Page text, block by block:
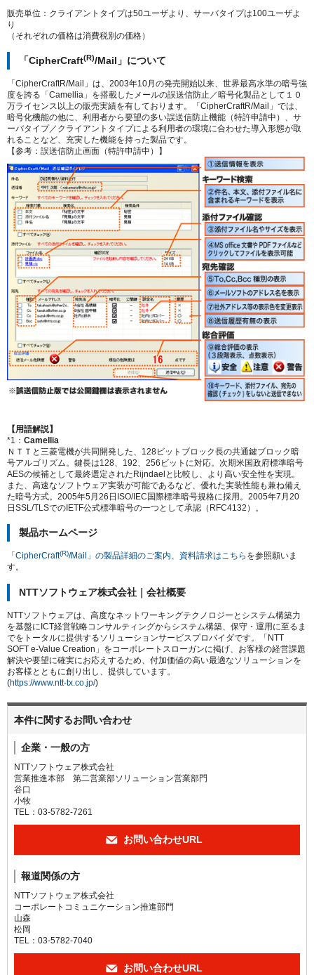
販売単位：クライアントタイプは50ユーザより、サーバタイプは100ユーザよ
り
（それぞれの価格は消費税別の価格）
「CipherCraft(R)/Mail」について
「CipherCraftR/Mail」は、2003年10月の発売開始以来、世界最高水準の暗号強
度を誇る「Camellia」を搭載したメールの誤送信防止／暗号化製品として１０
万ライセンス以上の販売実績を有しております。「CipherCraftR/Mail」では、
暗号化機能の他に、利用者から要望の多い誤送信防止機能（特許申請中）、サ
ーバタイプ／クライアントタイプによる利用者の環境に合わせた導入形態が取
れることなど、充実した機能を持った製品です。
【参考：誤送信防止画面（特許申請中）】
【用語解説】
*1： Camellia
ＮＴＴと三菱電機が共同開発した、128ビットブロック長の共通鍵ブロック暗
号アルゴリズム。鍵長は128、192、256ビットに対応。次期米国政府標準暗号
AESの候補として最終選定されたRijndaelと比較し、より高い安全性を実現。
また、高速なソフトウェア実装が可能であるなど、優れた実装性能も兼ね備え
た暗号方式。2005年5月26日ISO/IEC国際標準暗号規格に採用。2005年7月20
日SSL/TLSでのIETF公式標準暗号の一つとして承認（RFC4132）。
製品ホームページ
「CipherCraft(R)/Mail」の製品詳細のご案内、資料請求はこちら を参照願いま
す。
NTTソフトウェア株式会社｜会社概要
NTTソフトウェアは、高度なネットワーキングテクノロジーとシステム構築力
を基盤にICT経営戦略コンサルティングからシステム構築、保守・運用に至るま
でをトータルに提供するソリューションサービスプロバイダです。「NTT
SOFT e-Value Creation」をコーポレートスローガンに掲げ、お客様の経営課題
解決や要望に確実にお応えするため、付加価値の高い最適なソリューションを
お客様とともに創り出し、提供しています。
(https://www.ntt-tx.co.jp/)
本件に関するお問い合わせ
企業・一般の方
NTTソフトウェア株式会社
営業推進本部 第二営業部ソリューション営業部門
谷口
小牧
TEL：03-5782-7261
お問い合わせURL
報道関係の方
NTTソフトウェア株式会社
コーポレートコミュニケーション推進部門
山森
松岡
TEL：03-5782-7040
お問い合わせURL